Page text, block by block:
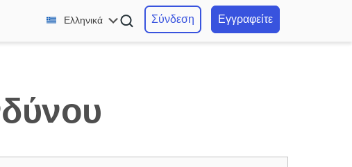
Ελληνικά Σύνδεση Εγγραφείτε